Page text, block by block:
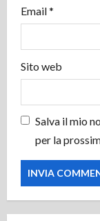
o
Email*
Sito web
Salva il mio
per la